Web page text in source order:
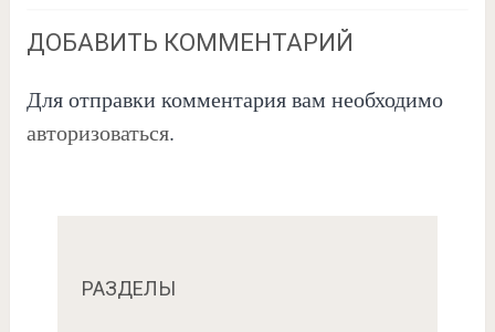
ДОБАВИТЬ КОММЕНТАРИЙ
Для отправки комментария вам необходимо
авторизоваться.
РАЗДЕЛЫ